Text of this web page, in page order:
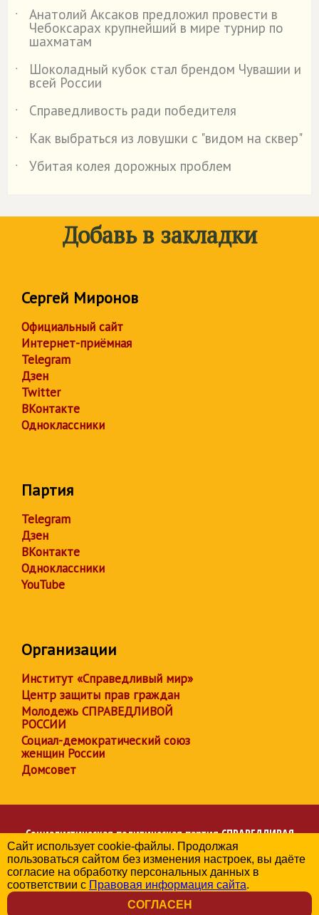
˙ Анатолий Аксаков предложил провести в
Чебоксарах крупнейший в мире турнир по
шахматам
˙
Шоколадный кубок стал брендом Чувашии и
всей России
˙
Справедливость ради победителя
˙
Как выбраться из ловушки с "видом на сквер"
˙
Убитая колея дорожных проблем
Добавь в закладки
Сергей Миронов
Официальный сайт
Интернет-приёмная
Telegram
Дзен
Twitter
ВКонтакте
Одноклассники
Партия
Telegram
Дзен
ВКонтакте
Одноклассники
YouTube
Организации
Институт «Справедливый мир»
Центр защиты прав граждан
Молодежь СПРАВЕДЛИВОЙ
РОССИИ
Социал-демократический союз
женщин России
Домсовет
Социалистическая политическая партияСПРАВЕДЛИВАЯ
РОССИЯ
Региональное отделение партии в Чувашской Республике
© 2006-2026
Политика в отношении обработки персональных данных
Сайт использует cookie-файлы. Продолжая
пользоваться сайтом без изменения настроек, вы даёте
согласие на обработку персональных данных в
соответствии с Правовая информация сайта.
СОГЛАСЕН